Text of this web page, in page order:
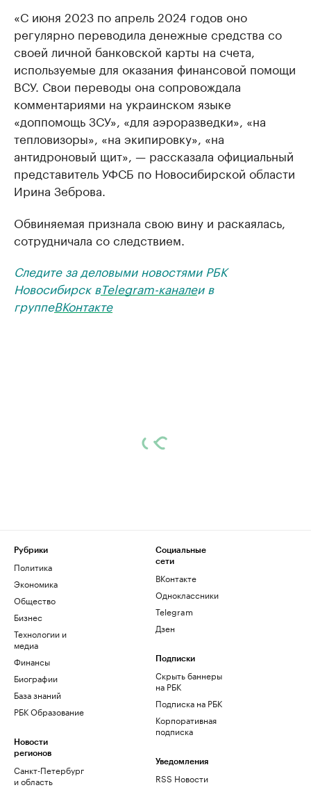
«С июня 2023 по апрель 2024 годов оно
регулярно переводила денежные средства со
своей личной банковской карты на счета,
используемые для оказания финансовой помощи
ВСУ. Свои переводы она сопровождала
комментариями на украинском языке
«доппомощь ЗСУ», «для аэроразведки», «на
тепловизоры», «на экипировку», «на
антидроновый щит», — рассказала официальный
представитель УФСБ по Новосибирской области
Ирина Зеброва.
Обвиняемая признала свою вину и раскаялась,
сотрудничала со следствием.
Следите за деловыми новостями РБК
Новосибирск вTelegram-каналеи в
группеВКонтакте
Рубрики
Политика
Экономика
Общество
Бизнес
Технологии и
медиа
Финансы
Биографии
База знаний
РБК Образование
Новости
регионов
Санкт-Петербург
и область
Социальные
сети
ВКонтакте
Одноклассники
Telegram
Дзен
Подписки
Скрыть баннеры
на РБК
Подписка на РБК
Корпоративная
подписка
Уведомления
RSS Новости